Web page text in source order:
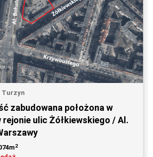
Turzyn
zabudowana położona w
rejonie ulic Żółkiewskiego / Al.
2